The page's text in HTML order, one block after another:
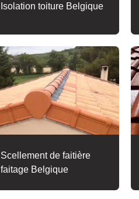
Isolation toiture Belgique
Scellement de faitière
faitage Belgique